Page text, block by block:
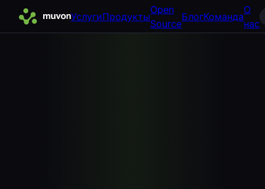
УслугиПродукты
Open
Source
БлогКоманда
О
нас